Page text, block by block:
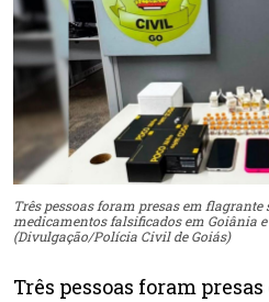
Três pessoas foram presas em
medicamentos falsificados em Goiânia
(Divulgação/Polícia Civil de Goiás)
Três pessoas foram